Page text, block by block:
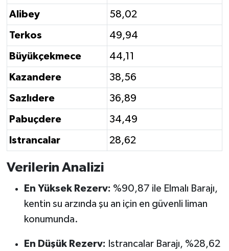
Alibey 58,02
Terkos 49,94
Büyükçekmece 44,11
Kazandere 38,56
Sazlıdere 36,89
Pabuçdere 34,49
Istrancalar 28,62
Verilerin Analizi
En Yüksek Rezerv: %90,87 ile Elmalı Barajı,
kentin su arzında şu an için en güvenli liman
konumunda.
En Düşük Rezerv: Istrancalar Barajı, %28,62